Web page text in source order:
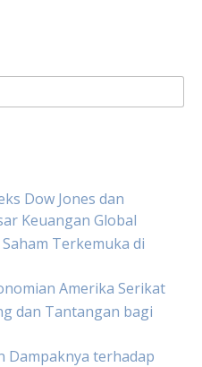
Dow Jones dan
Keuangan Global
Terkemuka di
Amerika Serikat
dan Tantangan bagi
Dampaknya terhadap